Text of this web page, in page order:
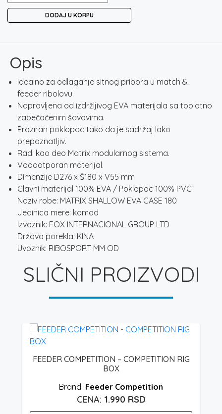
SHALLOW
DODAJ U KORPU
Opis
Idealno za odlaganje sitnog pribora u match &
feeder ribolovu.
Napravljena od izdržljivog EVA materijala sa toplotno
zapečaćenim šavovima.
Proziran poklopac tako da je sadržaj lako
prepoznatljiv.
Radi kao deo Matrix modularnog sistema.
Vodootporan materijal.
Dimenzije D276 x Š180 x V55 mm
Glavni materijal 100% EVA / Poklopac 100% PVC
Naziv robe: MATRIX SHALLOW EVA CASE 180
Jedinica mere: komad
Izvoznik: FOX INTERNACIONAL GROUP LTD
Država porekla: KINA
Uvoznik: RIBOSPORT MM OD
SLIČNI PROIZVODI
FEEDER COMPETITION – COMPETITION RIG
BOX
Feeder Competition
1.990 RSD